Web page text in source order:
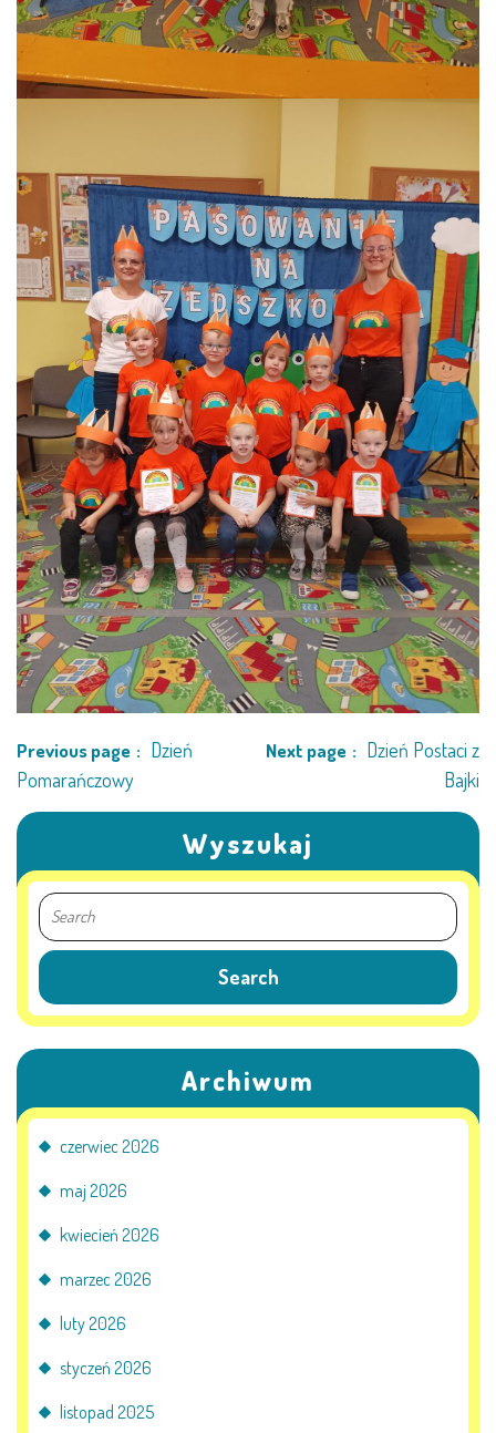
Previous page
Dzień
Pomarańczowy
Next page
Dzień Postaci z
Bajki
Wyszukaj
Archiwum
czerwiec 2026
maj 2026
kwiecień 2026
marzec 2026
luty 2026
styczeń 2026
listopad 2025